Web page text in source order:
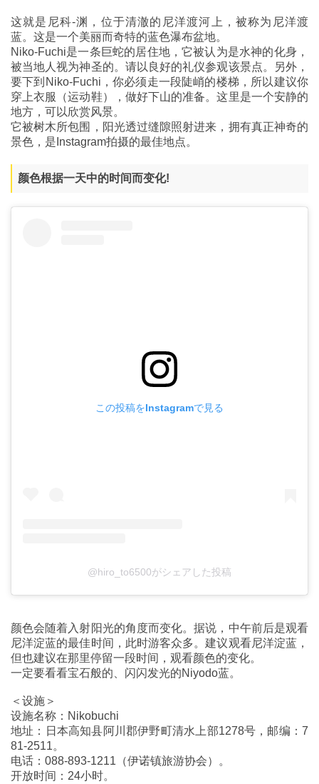
这就是尼科-渊，位于清澈的尼洋渡河上，被称为尼洋渡
蓝。这是一个美丽而奇特的蓝色瀑布盆地。
Niko-Fuchi是一条巨蛇的居住地，它被认为是水神的化身，
被当地人视为神圣的。请以良好的礼仪参观该景点。另外，
要下到Niko-Fuchi，你必须走一段陡峭的楼梯，所以建议你
穿上衣服（运动鞋），做好下山的准备。这里是一个安静的
地方，可以欣赏风景。
它被树木所包围，阳光透过缝隙照射进来，拥有真正神奇的
景色，是Instagram拍摄的最佳地点。
颜色根据一天中的时间而变化!
この投稿をInstagramで見る
@hiro_to6500がシェアした投稿
颜色会随着入射阳光的角度而变化。据说，中午前后是观看
尼洋淀蓝的最佳时间，此时游客众多。建议观看尼洋淀蓝，
但也建议在那里停留一段时间，观看颜色的变化。
一定要看看宝石般的、闪闪发光的Niyodo蓝。
＜设施＞
设施名称：Nikobuchi
地址：日本高知县阿川郡伊野町清水上部1278号，邮编：7
81-2511。
电话：088-893-1211（伊诺镇旅游协会）。
开放时间：24小时。